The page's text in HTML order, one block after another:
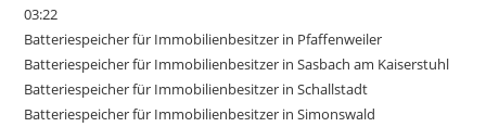
03:22
Batteriespeicher für Immobilienbesitzer in Pfaffenweiler
Batteriespeicher für Immobilienbesitzer in Sasbach am Kaiserstuhl
Batteriespeicher für Immobilienbesitzer in Schallstadt
Batteriespeicher für Immobilienbesitzer in Simonswald